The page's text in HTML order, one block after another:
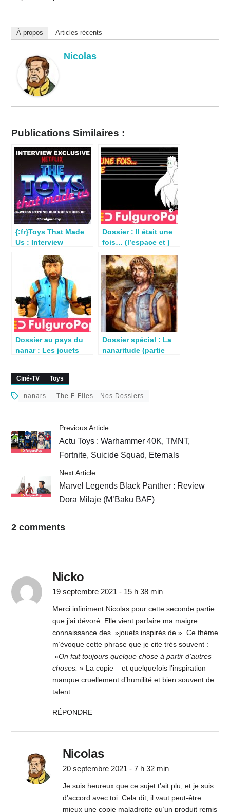
À propos Articles récents
Nicolas
Publications Similaires :
{:fr}Toys That Made
Us : Interview
that made us :
exclusive interview
with Brian Volk-
Weiss{:}
Dossier : Il était une
fois… (l’espace et )
Dossier au pays du
nanar : Les jouets
Dossier spécial : La
nanaritude (partie
Ciné-TV Toys
nanars The F-Files - Nos Dossiers
Previous Article
Actu Toys : Warhammer 40K, TMNT,
Fortnite, Suicide Squad, Eternals
Next Article
Marvel Legends Black Panther : Review
Dora Milaje (M’Baku BAF)
2 comments
Nicko
19 septembre 2021 - 15 h 38 min
Merci infiniment Nicolas pour cette seconde partie
que j’ai dévoré. Elle vient parfaire ma maigre
connaissance des »jouets inspirés de ». Ce thème
m’évoque cette phrase que je cite très souvent :
»On fait toujours quelque chose à partir d’autres
choses. » La copie – et quelquefois l’inspiration –
manque cruellement d’humilité et bien souvent de
talent.
RÉPONDRE
Nicolas
20 septembre 2021 - 7 h 32 min
Je suis heureux que ce sujet t’ait plu, et je suis
d’accord avec toi. Cela dit, il vaut peut-être
mieux une copie maladroite qu’un produit remis